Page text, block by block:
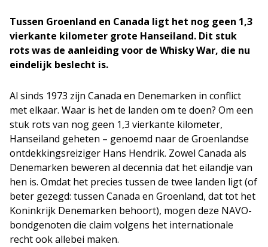
Tussen Groenland en Canada ligt het nog geen 1,3
vierkante kilometer grote Hanseiland. Dit stuk
rots was de aanleiding voor de Whisky War, die nu
eindelijk beslecht is.
Al sinds 1973 zijn Canada en Denemarken in conflict
met elkaar. Waar is het de landen om te doen? Om een
stuk rots van nog geen 1,3 vierkante kilometer,
Hanseiland geheten – genoemd naar de Groenlandse
ontdekkingsreiziger Hans Hendrik. Zowel Canada als
Denemarken beweren al decennia dat het eilandje van
hen is. Omdat het precies tussen de twee landen ligt (of
beter gezegd: tussen Canada en Groenland, dat tot het
Koninkrijk Denemarken behoort), mogen deze NAVO-
bondgenoten die claim volgens het internationale
recht ook allebei maken.